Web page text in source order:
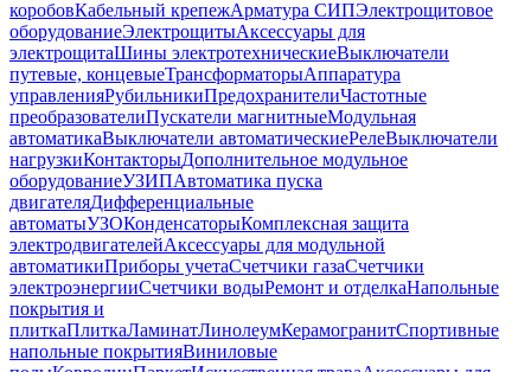
коробовКабельный крепежАрматура СИПЭлектрощитовое
оборудованиеЭлектрощитыАксессуары для
электрощитаШины электротехническиеВыключатели
путевые, концевыеТрансформаторыАппаратура
управленияРубильникиПредохранителиЧастотные
преобразователиПускатели магнитныеМодульная
автоматикаВыключатели автоматическиеРелеВыключатели
нагрузкиКонтакторыДополнительное модульное
оборудованиеУЗИПАвтоматика пуска
двигателяДифференциальные
автоматыУЗОКонденсаторыКомплексная защита
электродвигателейАксессуары для модульной
автоматикиПриборы учетаСчетчики газаСчетчики
электроэнергииСчетчики водыРемонт и отделкаНапольные
покрытия и
плиткаПлиткаЛаминатЛинолеумКерамогранитСпортивные
напольные покрытияВиниловые